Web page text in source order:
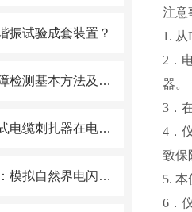
振试验成套装置？
高压开关机械故障检测基本方法及原理
行业推荐：便携式电缆刺扎器在电缆工程中的应用
雷电冲击发生器：模拟自然界电闪的实验设备
注意
1.
2．
器。
3．
4．
致保
5.
6．